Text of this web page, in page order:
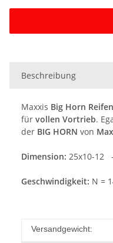
Beschreibung
Maxxis Big Horn Reifen
für vollen Vortrieb.
der BIG HORN von
Dimension: 25x10-12
Geschwindigkeit: N =
Versandgewicht: